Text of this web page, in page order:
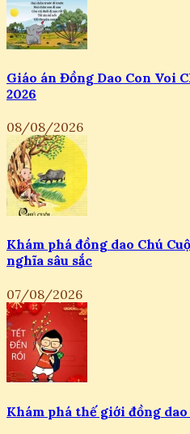
Giáo án Đồng Dao Con Voi
2026
08/08/2026
Khám phá đồng dao Chú
nghĩa sâu sắc
07/08/2026
Khám phá thế giới đồng